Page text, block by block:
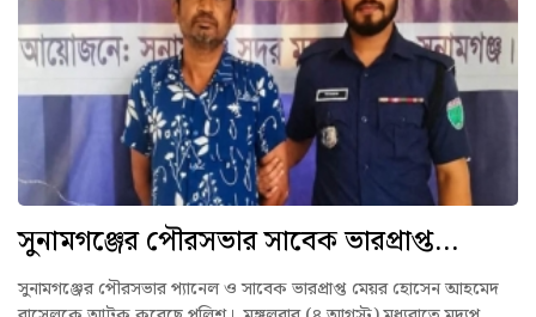
সুনামগঞ্জের পৌরসভার সাবেক ভারপ্রাপ্ত...
সুনামগঞ্জের পৌরসভার প্যানেল ও সাবেক ভারপ্রাপ্ত মেয়র হোসেন আহমেদ